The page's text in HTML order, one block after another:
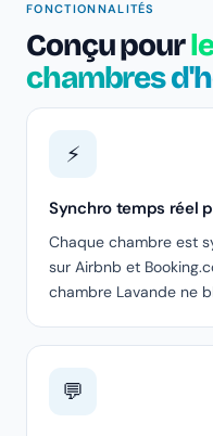
FONCTIONNALITÉS
Conçu pour
chambres
⚡
Synchro temps réel
Chaque chambre est
sur Airbnb et
chambre Lavande ne
💬